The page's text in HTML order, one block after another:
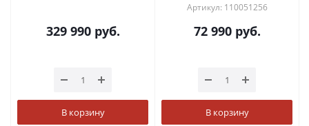
329 990руб.
В корзину
Артикул: 110051256
72 990руб.
В корзину